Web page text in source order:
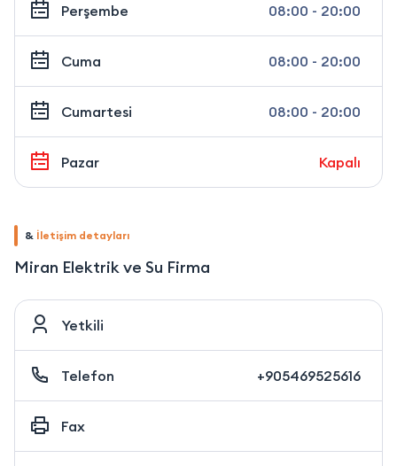
Perşembe 08:00 - 20:00
Cuma 08:00 - 20:00
Cumartesi 08:00 - 20:00
Pazar Kapalı
& İletişim detayları
Miran Elektrik ve Su Firma
Yetkili
Telefon +905469525616
Fax